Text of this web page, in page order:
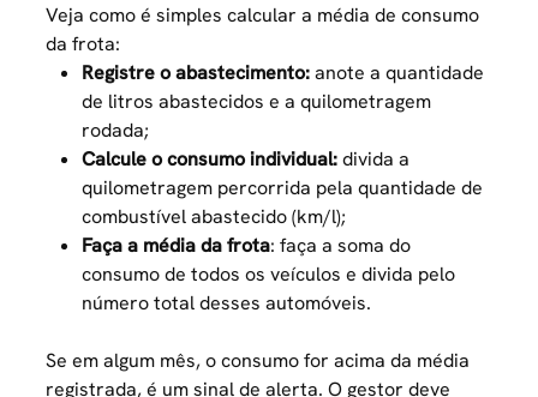
Veja como é simples calcular a média de consumo
da frota:
Registre o abastecimento:anote a quantidade
de litros abastecidos e a quilometragem
rodada;
Calcule o consumo individual:divida a
quilometragem percorrida pela quantidade de
combustível abastecido (km/l);
Faça a média da frota: faça a soma do
consumo de todos os veículos e divida pelo
número total desses automóveis.
Se em algum mês, o consumo for acima da média
registrada, é um sinal de alerta. O gestor deve